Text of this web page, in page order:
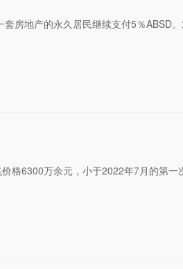
房地产的永久居民继续支付5％ABSD
格6300万余元，小于2022年7月的第